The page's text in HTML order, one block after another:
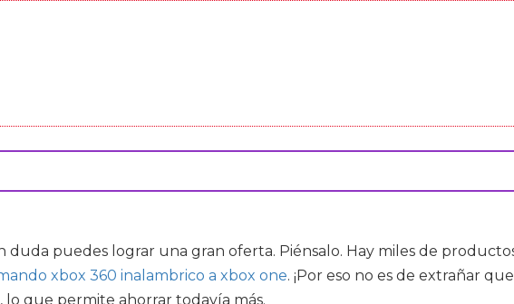
puedes lograr una gran oferta. Piénsalo. Hay miles de
xbox 360 inalambrico a xbox one. ¡Por eso no es de extrañar
que permite ahorrar todavía más.